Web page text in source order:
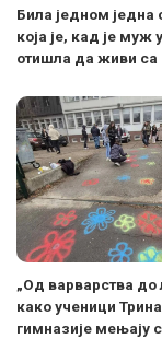
Била једном једна
која је, кад је муж
отишла да живи
„Од варварства до
како ученици
гимназије мењају